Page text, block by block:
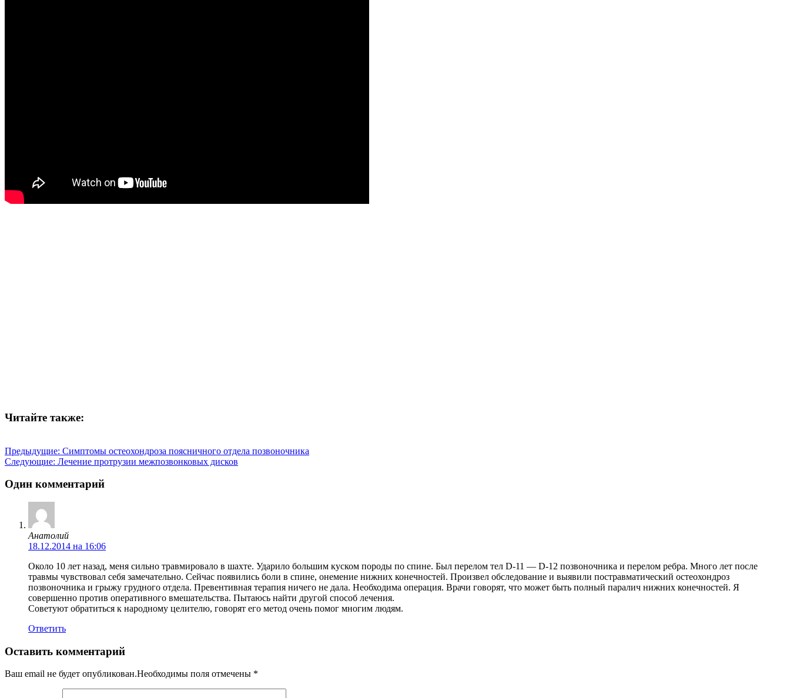
Читайте также:
Предыдущие: Симптомы остеохондроза поясничного отдела позвоночника
Следующие: Лечение протрузии межпозвонковых дисков
Один комментарий
Анатолий
18.12.2014 на 16:06
Около 10 лет назад, меня сильно травмировало в шахте. Ударило большим куском породы по спине. Был перелом тел D-11 — D-12 позвоночника и перелом ребра. Много лет после
травмы чувствовал себя замечательно. Сейчас появились боли в спине, онемение нижних конечностей. Произвел обследование и выявили постравматический остеохондроз
позвоночника и грыжу грудного отдела. Превентивная терапия ничего не дала. Необходима операция. Врачи говорят, что может быть полный паралич нижних конечностей. Я
совершенно против оперативного вмешательства. Пытаюсь найти другой способ лечения.
Советуют обратиться к народному целителю, говорят его метод очень помог многим людям.
Ответить
Оставить комментарий
Ваш email не будет опубликован.Необходимы поля отмечены *